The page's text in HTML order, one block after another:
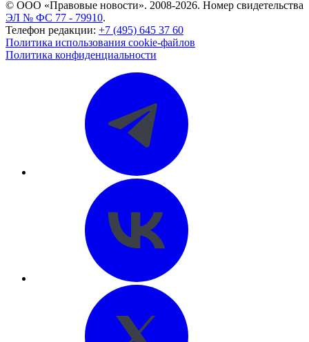
© ООО «Правовые новости». 2008-2026. Номер свидетельства
ЭЛ № ФС 77 - 79910.
Телефон редакции: +7 (495) 645 37 60
Политика использования cookie-файлов
Политика конфиденциальности